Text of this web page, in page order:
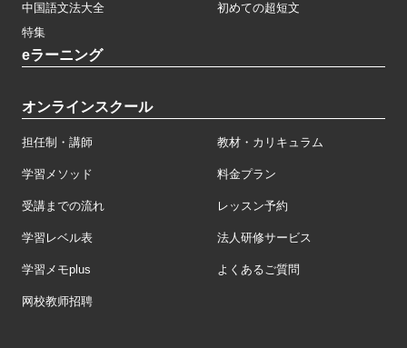
中国語文法大全
初めての超短文
特集
eラーニング
オンラインスクール
担任制・講師 教材・カリキュラム
学習メソッド 料金プラン
受講までの流れ レッスン予約
学習レベル表 法人研修サービス
学習メモplus よくあるご質問
网校教师招聘